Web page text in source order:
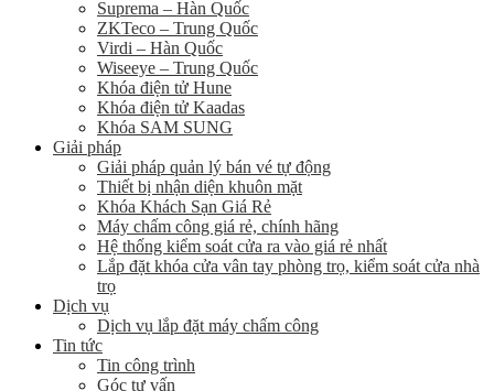
Suprema – Hàn Quốc
ZKTeco – Trung Quốc
Virdi – Hàn Quốc
Wiseeye – Trung Quốc
Khóa điện tử Hune
Khóa điện tử Kaadas
Khóa SAM SUNG
Giải pháp
Giải pháp quản lý bán vé tự động
Thiết bị nhận diện khuôn mặt
Khóa Khách Sạn Giá Rẻ
Máy chấm công giá rẻ, chính hãng
Hệ thống kiểm soát cửa ra vào giá rẻ nhất
Lắp đặt khóa cửa vân tay phòng trọ, kiểm soát cửa nhà
trọ
Dịch vụ
Dịch vụ lắp đặt máy chấm công
Tin tức
Tin công trình
Góc tư vấn